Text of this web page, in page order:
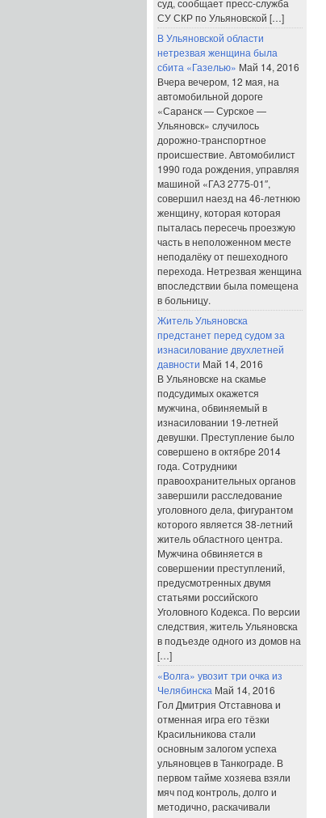
суд, сообщает пресс-служба
СУ СКР по Ульяновской […]
В Ульяновской области
нетрезвая женщина была
сбита «Газелью» Май 14, 2016
Вчера вечером, 12 мая, на
автомобильной дороге
«Саранск — Сурское —
Ульяновск» случилось
дорожно-транспортное
происшествие. Автомобилист
1990 года рождения, управляя
машиной «ГАЗ 2775-01″,
совершил наезд на 46-летнюю
женщину, которая которая
пыталась пересечь проезжую
часть в неположенном месте
неподалёку от пешеходного
перехода. Нетрезвая женщина
впоследствии была помещена
в больницу.
Житель Ульяновска
предстанет перед судом за
изнасилование двухлетней
давности Май 14, 2016
В Ульяновске на скамье
подсудимых окажется
мужчина, обвиняемый в
изнасиловании 19-летней
девушки. Преступление было
совершено в октябре 2014
года. Сотрудники
правоохранительных органов
завершили расследование
уголовного дела, фигурантом
которого является 38-летний
житель областного центра.
Мужчина обвиняется в
совершении преступлений,
предусмотренных двумя
статьями российского
Уголовного Кодекса. По версии
следствия, житель Ульяновска
в подъезде одного из домов на
[…]
«Волга» увозит три очка из
Челябинска Май 14, 2016
Гол Дмитрия Отставнова и
отменная игра его тёзки
Красильникова стали
основным залогом успеха
ульяновцев в Танкограде. В
первом тайме хозяева взяли
мяч под контроль, долго и
методично, раскачивали